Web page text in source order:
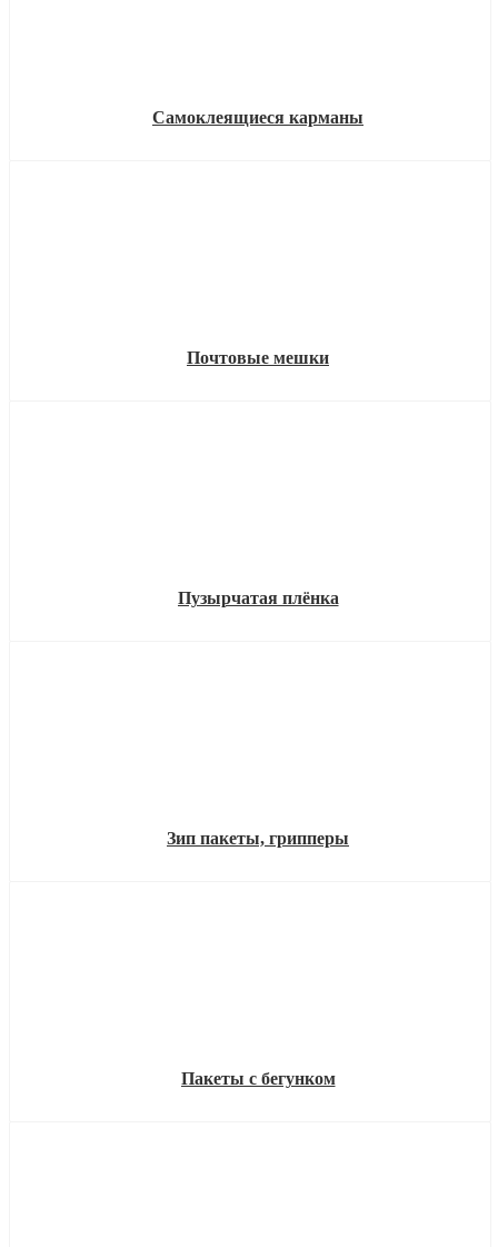
Самоклеящиеся карманы
Почтовые мешки
Пузырчатая плёнка
Зип пакеты, грипперы
Пакеты с бегунком